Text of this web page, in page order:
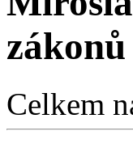
zákonů
Celkem